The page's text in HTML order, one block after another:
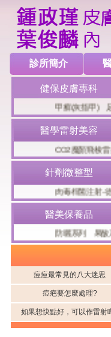
診所簡介
健保皮膚專科
醫學雷射美容
針劑微整型
醫美保養品
甲癬(灰指甲)
CO2魔顏飛梭雷
肉毒桿菌注射-德
防曬系列 果酸
痘痘最常見的八大迷思
痘疤要怎麼處理?
如果想快點好，可以作雷射